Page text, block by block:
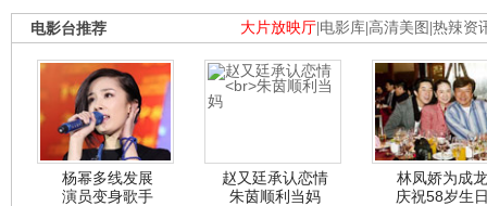
大片放映厅 电影库 高清美图 热辣资
电影台推荐
杨幂多线发展
演员变身歌手
赵又廷承认恋情
朱茵顺利当妈
林凤娇为成龙
庆祝58岁生